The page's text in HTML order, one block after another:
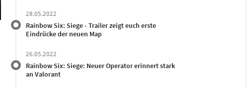
28.05.2022
Rainbow Six: Siege - Trailer zeigt euch erste
Eindrücke der neuen Map
26.05.2022
Rainbow Six: Siege: Neuer Operator erinnert stark
an Valorant